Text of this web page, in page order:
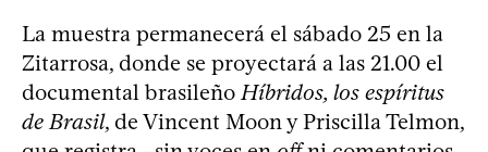
La muestra permanecerá el sábado 25 en la
Zitarrosa, donde se proyectará a las 21.00 el
documental brasileñoHíbridos, los espíritus
de Brasil, de Vincent Moon y Priscilla Telmon,